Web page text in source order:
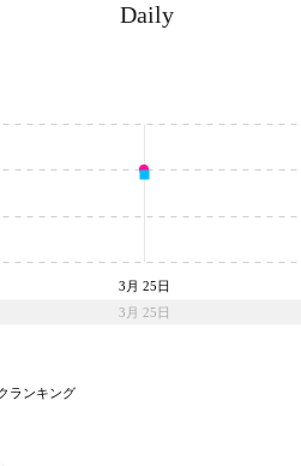
Daily
3月 25日
3月 25日
ランキング